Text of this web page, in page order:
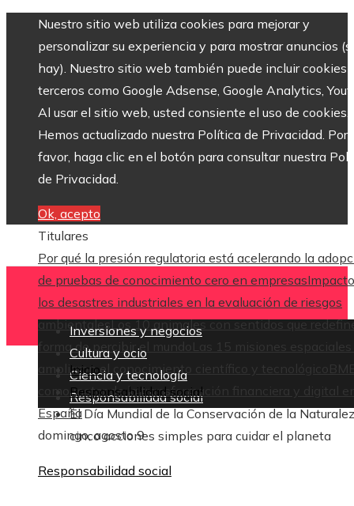
Nuestro sitio web utiliza cookies para mejorar y
personalizar su experiencia y para mostrar anuncios
hay). Nuestro sitio web también puede incluir cookies
terceros como Google Adsense, Google Analytics,
Al usar el sitio web, usted consiente el uso de cookies.
Hemos actualizado nuestra Política de Privacidad. Por
favor, haga clic en el botón para consultar nuestra
de Privacidad.
Ok, acepto
Titulares
Por qué la presión regulatoria está acelerando la
de pruebas de conocimiento cero en empresas
los desastres industriales en la evaluación de riesgos
ambientalesLos 10 animales con sentidos que
forma de percibir el mundo Las 15 misiones espaciales
ampliaron el conocimiento científico y tecnológico
como motor de la transformación financiera y digital
España
domingo, agosto 9
Inversiones y negocios
Cultura y ocio
Ciencia y tecnología
Responsabilidad social
Inicio
Responsabilidad social
El Día Mundial de la Conservación de la
cinco acciones simples para cuidar el planeta
Responsabilidad social